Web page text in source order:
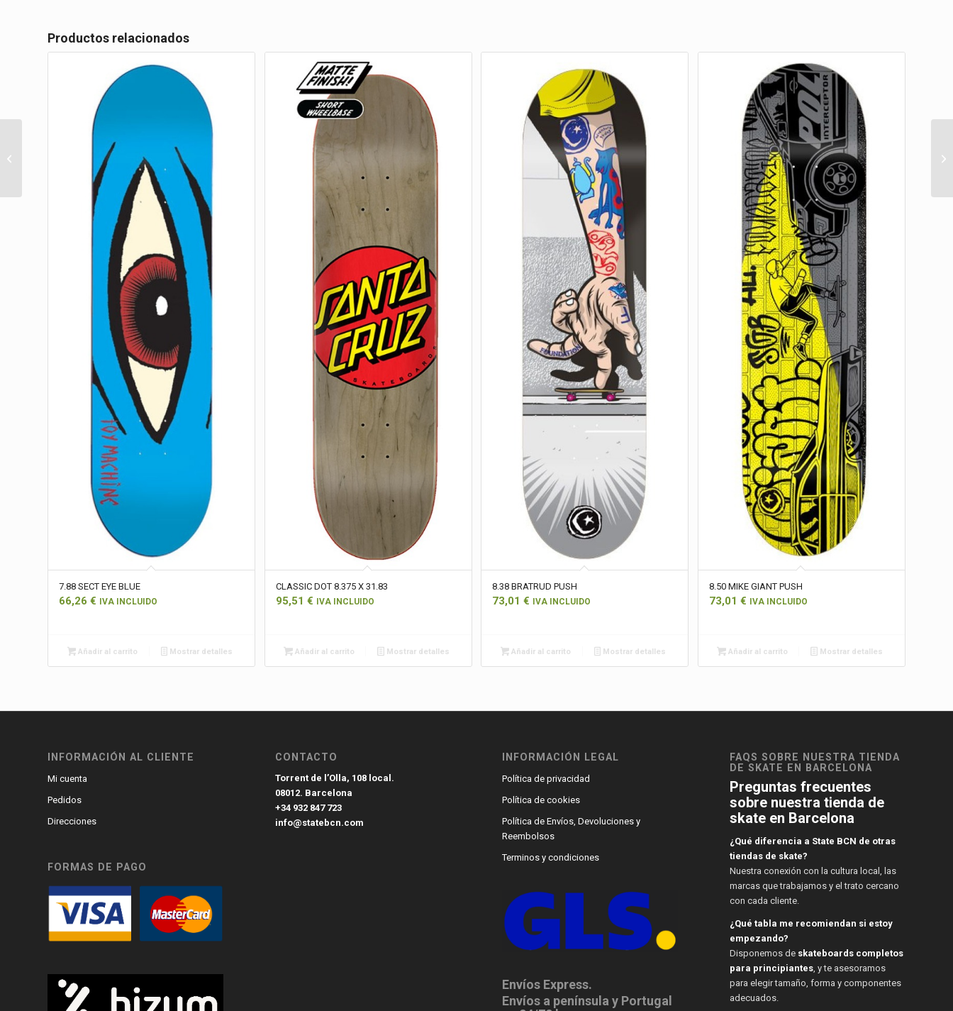
Productos relacionados
7.88 SECT EYE BLUE
66,26 € IVA INCLUIDO
Añadir al carrito Mostrar detalles
CLASSIC DOT 8.375 X 31.83
95,51 € IVA INCLUIDO
Añadir al carrito Mostrar detalles
8.38 BRATRUD PUSH
73,01€ IVA INCLUIDO
Añadir al carrito Mostrar detalles
8.50 MIKE GIANT PUSH
73,01 € IVA INCLUIDO
Añadir al carrito Mostrar detalles
INFORMACIÓN AL CLIENTE
Mi cuenta
Pedidos
Direcciones
FORMAS DE PAGO
CONTACTO
Torrent de l’Olla, 108 local.
08012. Barcelona
+34 932 847 723
info@statebcn.com
INFORMACIÓN LEGAL
Política de privacidad
Política de cookies
Política de Envíos, Devoluciones y
Reembolsos
Terminos y condiciones
Envíos Express.
Envíos a península y Portugal
FAQS SOBRE NUESTRA TIENDA
DE SKATE EN BARCELONA
Preguntas frecuentes
sobre nuestra tienda de
skate en Barcelona
¿Qué diferencia a State BCN de otras
tiendas de skate?
Nuestra conexión con la cultura local, las
marcas que trabajamos y el trato cercano
con cada cliente.
¿Qué tabla me recomiendan si estoy
empezando?
Disponemos de skateboards completos
para principiantes, y te asesoramos
para elegir tamaño, forma y componentes
adecuados.
Dressen Skull Rose Pro
Shaped 9.25in x 31.95in